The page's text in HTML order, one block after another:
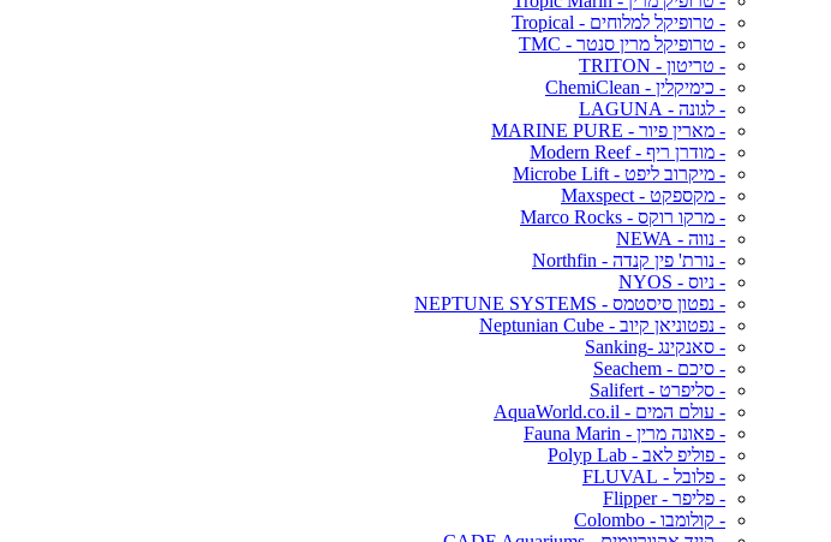
- טרופיקל למלוחים - Tropical
- טרופיקל מרין סנטר - TMC
- טריטון - TRITON
- כימיקלין - ChemiClean
- לגונה - LAGUNA
- מארין פיור - MARINE PURE
- מודרן ריף - Modern Reef
- מיקרוב ליפט - Microbe Lift
- מקספקט - Maxspect
- מרקו רוקס - Marco Rocks
- נווה - NEWA
- נורת' פין קנדה - Northfin
- ניוס - NYOS
- נפטון סיסטמס - NEPTUNE SYSTEMS
- נפטוניאן קיוב - Neptunian Cube
- סאנקינג -Sanking
- סיכם - Seachem
- סליפרט - Salifert
- עולם המים - AquaWorld.co.il
- פאונה מרין - Fauna Marin
- פוליפ לאב - Polyp Lab
- פלובל - FLUVAL
- פליפר - Flipper
- קולומבו - Colombo